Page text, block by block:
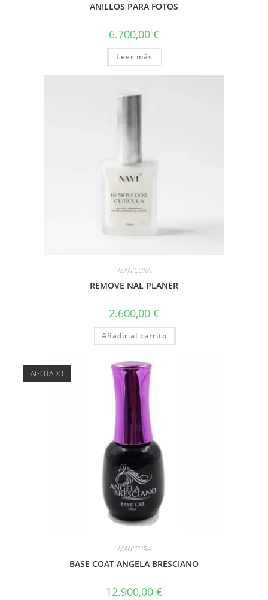
ANILLOS PARA FOTOS
6.700,00 €
Leer más
MANICURA
REMOVE NAL PLANER
2.600,00 €
Añadir al carrito
AGOTADO
MANICURA
BASE COAT ANGELA BRESCIANO
12.900,00 €